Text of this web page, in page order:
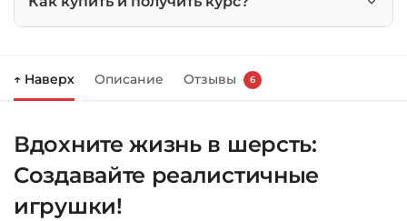
Справа появится корзина — нажмите
Заполните все поля (почта и пароль).
Оплатите удобным способом (более 8
способов оплаты).
↑ Наверх Описание Отзывы 6
Вдохните жизнь в шерсть:
Создавайте реалистичные
игрушки!